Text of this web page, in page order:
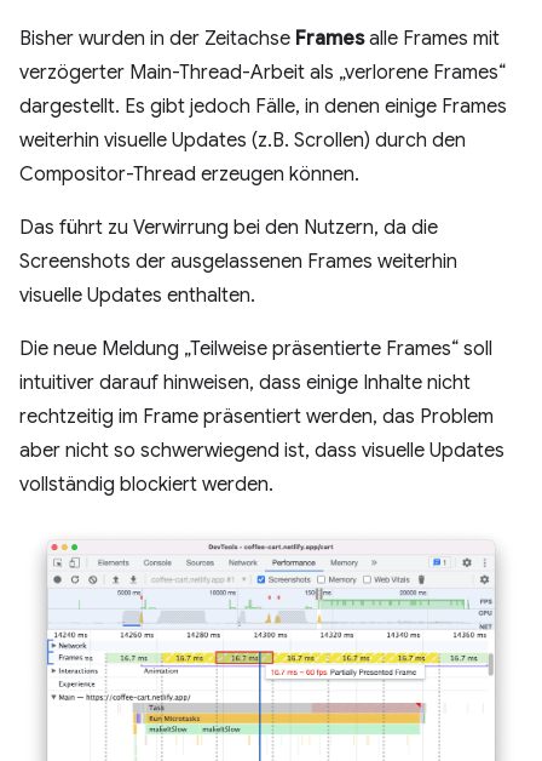
Bisher wurden in der Zeitachse Framesalle Frames mit
verzögerter Main-Thread-Arbeit als „verlorene Frames“
dargestellt. Es gibt jedoch Fälle, in denen einige Frames
weiterhin visuelle Updates (z.B. Scrollen) durch den
Compositor-Thread erzeugen können.
Das führt zu Verwirrung bei den Nutzern, da die
Screenshots der ausgelassenen Frames weiterhin
visuelle Updates enthalten.
Die neue Meldung „Teilweise präsentierte Frames“ soll
intuitiver darauf hinweisen, dass einige Inhalte nicht
rechtzeitig im Frame präsentiert werden, das Problem
aber nicht so schwerwiegend ist, dass visuelle Updates
vollständig blockiert werden.